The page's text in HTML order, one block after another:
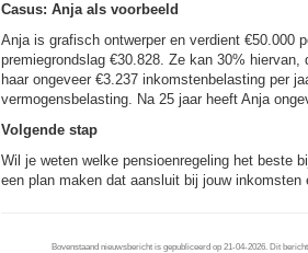
Casus: Anja als voorbeeld
Anja is grafisch ontwerper en verdient €50.000
premiegrondslag €30.828. Ze kan 30%
haar ongeveer €3.237 inkomstenbelasting per
vermogensbelasting. Na 25 jaar heeft Anja
Volgende stap
Wil je weten welke pensioenregeling het beste
een plan maken dat aansluit bij jouw inkomsten
Bovenstaand nieuwsbericht is gepubliceerd op 21-04-2026. Dit